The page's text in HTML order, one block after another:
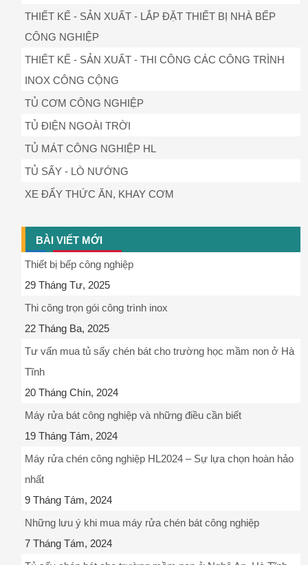
THIẾT KẾ - SẢN XUẤT - LẮP ĐẶT THIẾT BỊ NHÀ BẾP
CÔNG NGHIỆP
THIẾT KẾ - SẢN XUẤT - THI CÔNG CÁC CÔNG TRÌNH
INOX CÔNG CỘNG
TỦ CƠM CÔNG NGHIỆP
TỦ ĐIỆN NGOÀI TRỜI
TỦ MÁT CÔNG NGHIỆP HL
TỦ SẤY - LÒ NƯỚNG
XE ĐẨY THỨC ĂN, KHAY CƠM
BÀI VIẾT MỚI
Thiết bị bếp công nghiệp
29 Tháng Tư, 2025
Thi công trọn gói công trình inox
22 Tháng Ba, 2025
Tư vấn mua tủ sấy chén bát cho trường học mầm non ở Hà
Tĩnh
20 Tháng Chín, 2024
Máy rửa bát công nghiệp và những điều cần biết
19 Tháng Tám, 2024
Máy rửa chén công nghiệp HL2024 – Sự lựa chọn hoàn hảo
nhất
9 Tháng Tám, 2024
Những lưu ý khi mua máy rửa chén bát công nghiệp
7 Tháng Tám, 2024